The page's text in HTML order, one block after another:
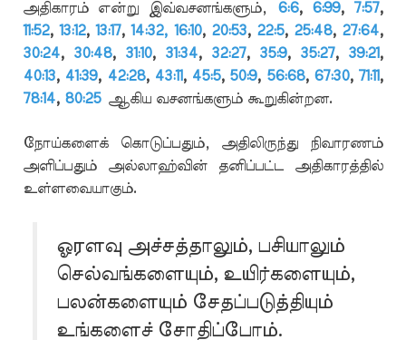
அதிகாரம் என்று இவ்வசனங்களும், 6:6, 6:99, 7:57,
11:52,13:12,13:17,14:32, 16:10, 20:53, 22:5, 25:48, 27:64,
30:24, 30:48, 31:10, 31:34, 32:27, 35:9, 35:27, 39:21,
40:13, 41:39, 42:28, 43:11, 45:5, 50:9, 56:68, 67:30, 71:11,
78:14, 80:25ஆகிய வசனங்களும் கூறுகின்றன.
நோய்களைக் கொடுப்பதும், அதிலிருந்து நிவாரணம்
அளிப்பதும் அல்லாஹ்வின் தனிப்பட்ட அதிகாரத்தில்
உள்ளவையாகும்.
ஓரளவு அச்சத்தாலும், பசியாலும்
செல்வங்களையும், உயிர்களையும்,
பலன்களையும் சேதப்படுத்தியும்
உங்களைச் சோதிப்போம்.